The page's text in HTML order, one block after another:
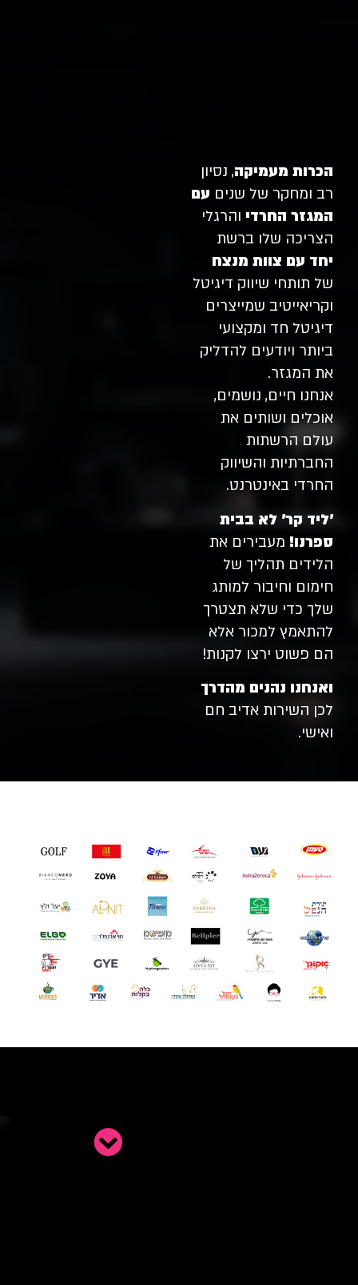
הכרות מעמיקה, נסיון
רב ומחקר של שנים עם
המגזר החרדי והרגלי
הצריכה שלו ברשת
יחד עם צוות מנצח
של תותחי שיווק דיגיטל
וקריאייטיב שמייצרים
דיגיטל חד ומקצועי
ביותר ויודעים להדליק
את המגזר.
אנחנו חיים, נושמים,
אוכלים ושותים את
עולם הרשתות
החברתיות והשיווק
החרדי באינטרנט.
'ליד קר' לא בבית
ספרנו! מעבירים את
הלידים תהליך של
חימום וחיבור למותג
שלך כדי שלא תצטרך
להתאמץ למכור אלא
הם פשוט ירצו לקנות!
ואנחנו נהנים מהדרך
לכן השירות אדיב חם
ואישי.